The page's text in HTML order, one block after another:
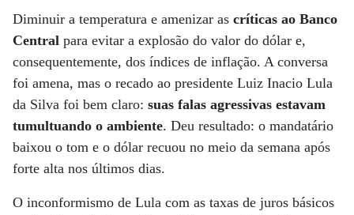
Diminuir a temperatura e amenizar as críticas ao Banco
Central para evitar a explosão do valor do dólar e,
consequentemente, dos índices de inflação. A conversa
foi amena, mas o recado ao presidente Luiz Inacio Lula
da Silva foi bem claro: suas falas agressivas estavam
tumultuando o ambiente. Deu resultado: o mandatário
baixou o tom e o dólar recuou no meio da semana após
forte alta nos últimos dias.
O inconformismo de Lula com as taxas de juros básicos